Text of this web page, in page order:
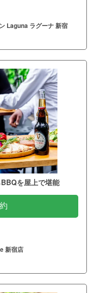
Laguna ラグーナ 新宿
を屋上で堪能
新宿店